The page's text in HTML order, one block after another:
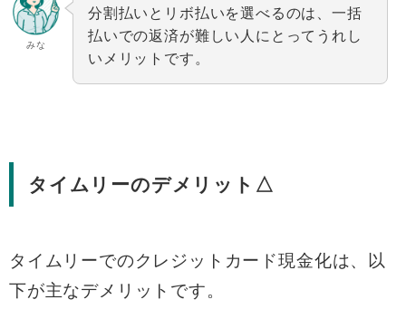
みな
分割払いとリボ払いを選べるのは、一括
払いでの返済が難しい人にとってうれし
いメリットです。
タイムリーのデメリット△
タイムリーでのクレジットカード現金化は、以
下が主なデメリットです。